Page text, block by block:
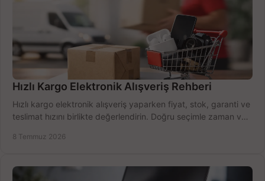
Hızlı Kargo Elektronik Alışveriş Rehberi
Hızlı kargo elektronik alışveriş yaparken fiyat, stok, garanti ve
teslimat hızını birlikte değerlendirin. Doğru seçimle zaman ve
8 Temmuz 2026